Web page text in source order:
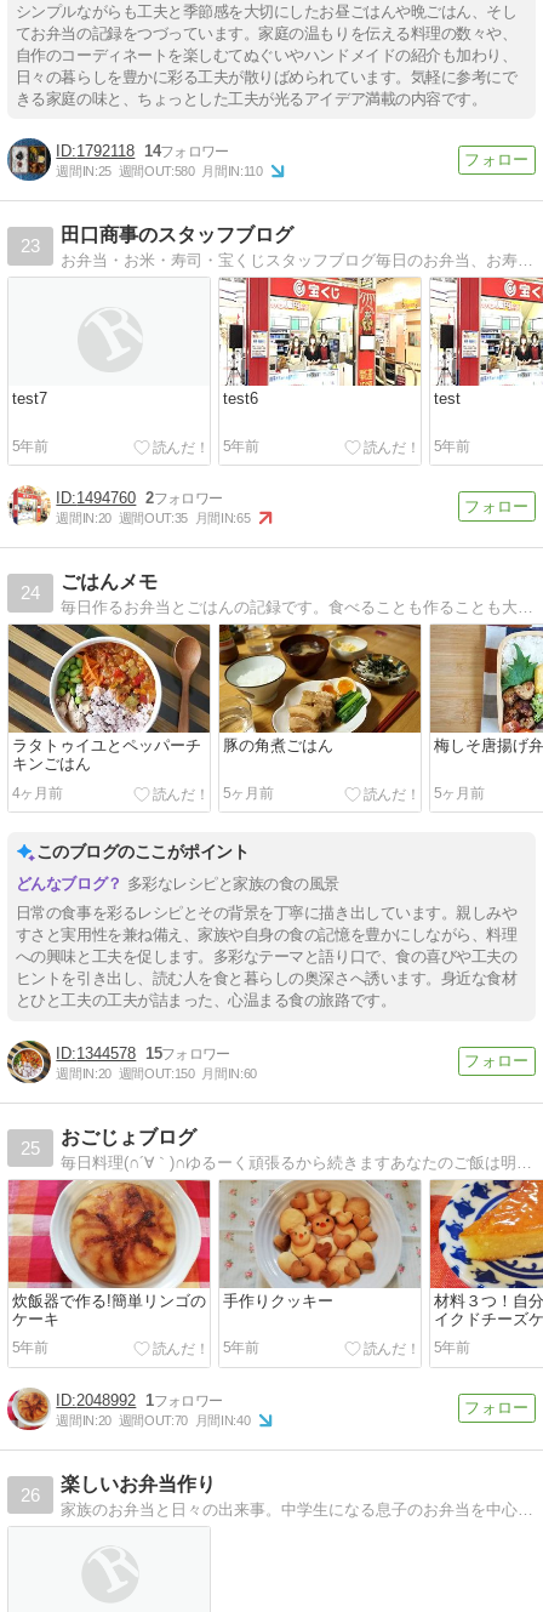
シンプルながらも工夫と季節感を大切にしたお昼ごはんや晩ごはん、そし
てお弁当の記録をつづっています。家庭の温もりを伝える料理の数々や、
自作のコーディネートを楽しむてぬぐいやハンドメイドの紹介も加わり、
日々の暮らしを豊かに彩る工夫が散りばめられています。気軽に参考にで
きる家庭の味と、ちょっとした工夫が光るアイデア満載の内容です。
1792118 14
週間IN:25 週間OUT:580 月間IN:110
23
田口商事のスタッフブログ
お弁当・お米・寿司・宝くじスタッフブログ毎日のお弁当、お寿司、当選情報を発信中！
test7
5年前
test6
5年前
test
5年前
1494760 2
週間IN:20 週間OUT:35 月間IN:65
24
ごはんメモ
毎日作るお弁当とごはんの記録です。食べることも作ることも大好きです。ちょこちょこお菓子も作ります。
ラタトゥイユとペッパーチ
キンごはん
4ヶ月前
豚の角煮ごはん
5ヶ月前
梅しそ唐揚げ
5ヶ月前
このブログのここがポイント
多彩なレシピと家族の食の風景
日常の食事を彩るレシピとその背景を丁寧に描き出しています。親しみや
すさと実用性を兼ね備え、家族や自身の食の記憶を豊かにしながら、料理
への興味と工夫を促します。多彩なテーマと語り口で、食の喜びや工夫の
ヒントを引き出し、読む人を食と暮らしの奥深さへ誘います。身近な食材
とひと工夫の工夫が詰まった、心温まる食の旅路です。
1344578 15
週間IN:20 週間OUT:150 月間IN:60
25
おごじょブログ
炊飯器で作る!簡単リンゴの
ケーキ
5年前
手作りクッキー
5年前
材料３つ！自
イクドチーズ
良品~ＭＵＪＩ
5年前
2048992 1
週間IN:20 週間OUT:70 月間IN:40
26
楽しいお弁当作り
家族のお弁当と日々の出来事。中学生になる息子のお弁当を中心に出合った素敵な事